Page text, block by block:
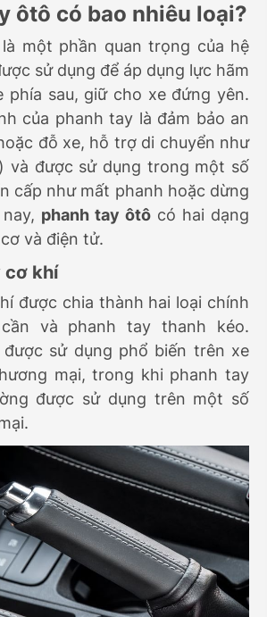
ôtô có bao nhiêu loại?
một phần quan trọng của hệ
sử dụng để áp dụng lực hãm
phía sau, giữ cho xe đứng yên.
của phanh tay là đảm bảo an
đỗ xe, hỗ trợ di chuyển như
và được sử dụng trong một số
cấp như mất phanh hoặc dừng
phanh tay ôtô có hai dạng
và điện tử.
cơ khí
được chia thành hai loại chính
và phanh tay thanh kéo.
được sử dụng phổ biến trên xe
mại, trong khi phanh tay
được sử dụng trên một số